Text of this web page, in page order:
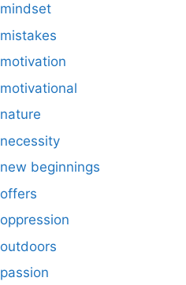
mindset
mistakes
motivation
motivational
nature
necessity
new beginnings
offers
oppression
outdoors
passion